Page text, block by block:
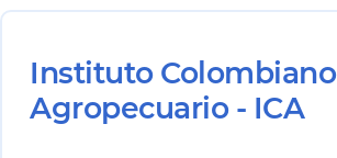
Instituto Colombiano
Agropecuario - ICA